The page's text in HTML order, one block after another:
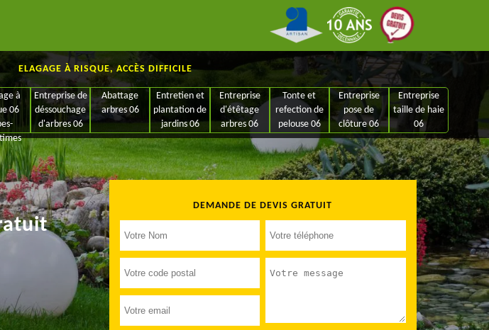
ELAGAGE À RISQUE, ACCÈS DIFFICILE
à
06
Entreprise de
déssouchage
d'arbres 06
Abattage
arbres 06
Entretien et
plantation de
jardins 06
Entreprise
d'étêtage
arbres 06
Tonte et
refection de
pelouse 06
Entreprise
pose de
clôture 06
Entreprise
taille de haie
06
DEMANDE DE DEVIS GRATUIT